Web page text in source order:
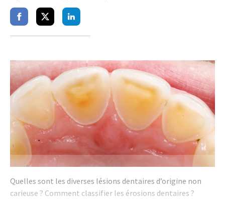
PartagerPartagerPartager
Quelles sont les diverses lésions dentaires d’origine non
carieuse ? Comment classifier les érosions dentaires ?